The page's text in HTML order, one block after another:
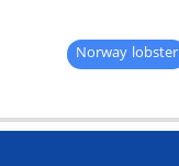
Norway lobster